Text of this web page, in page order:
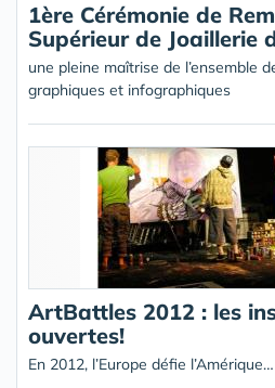
1ère Cérémonie de
Supérieur de Joaillerie
une pleine maîtrise de l’ensemble
graphiques et infographiques
ArtBattles 2012 : les
ouvertes!
En 2012, l’Europe défie